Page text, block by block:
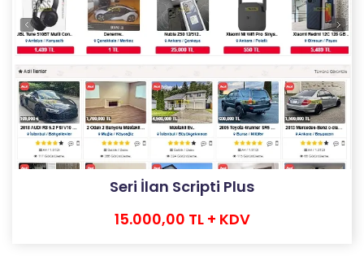
Seri İlan Scripti Plus
15.000,00 TL + KDV